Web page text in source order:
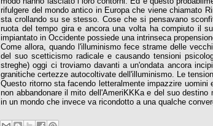
rifulgere del mondo antico in Europa che viene chiamato
sta crollando su se stesso. Cose che si pensavano
ruota del tempo gira e ancora una volta ha compiuto il
impiantato in Occidente possiede una intrinseca
Come allora, quando l'illuminismo fece strame delle
del suo scetticismo radicale e causando tensioni
streghe) oggi ci troviamo davanti a un'ondata ancora
granitiche certezze autocoltivate dell'illuminismo. Le
Questo ritorno sta facendo letteralmente impazzire
non abbandonare il mito dell'AmeriKKKa e del suo
in un mondo che invece va ricondotto a una qualche